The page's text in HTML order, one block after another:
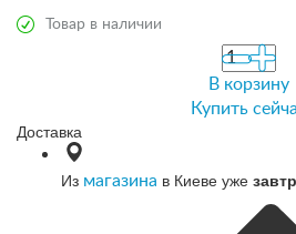
Товар в наличии
В корзину
Купить
Доставка
Из магазина в Киеве уже